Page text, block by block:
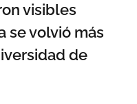
visibles
se volvió más
de